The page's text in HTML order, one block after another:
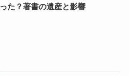
った？著書の遺産と影響